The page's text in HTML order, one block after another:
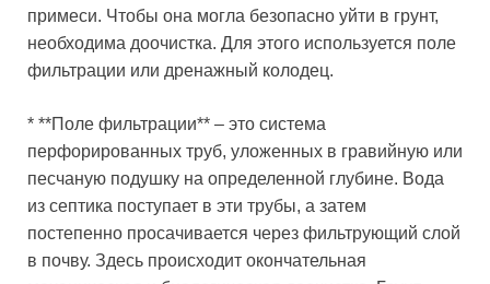
примеси. Чтобы она могла безопасно уйти в грунт,
необходима доочистка. Для этого используется поле
фильтрации или дренажный колодец.
* **Поле фильтрации** – это система
перфорированных труб, уложенных в гравийную или
песчаную подушку на определенной глубине. Вода
из септика поступает в эти трубы, а затем
постепенно просачивается через фильтрующий слой
в почву. Здесь происходит окончательная